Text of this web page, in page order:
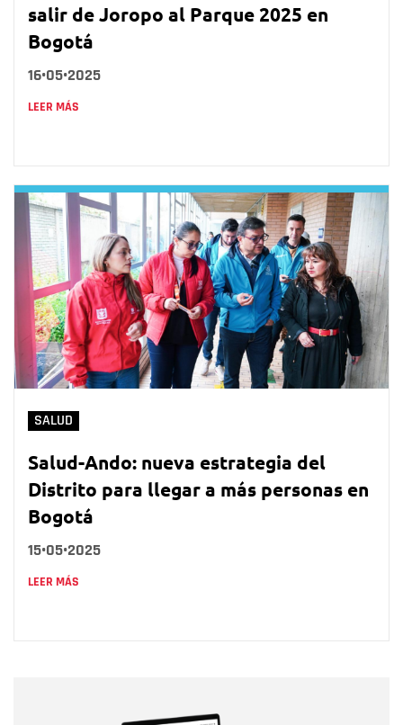
salir de Joropo al Parque 2025 en
Bogotá
16•05•2025
LEER MÁS
SALUD
Salud-Ando: nueva estrategia del
Distrito para llegar a más personas en
Bogotá
15•05•2025
LEER MÁS